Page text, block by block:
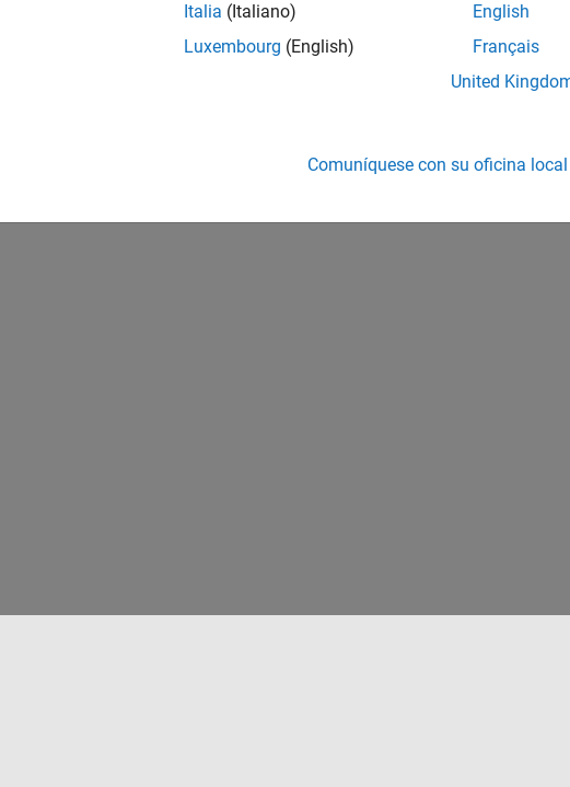
Italia (Italiano)
Luxembourg (English)
English
Français
United
Comuníquese con su oficina local